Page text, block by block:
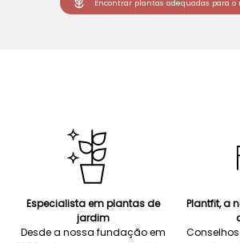
Encontrar plantas adequadas para
Especialista em plantas de
jardim
Desde a nossa fundação em
Plantfit, a